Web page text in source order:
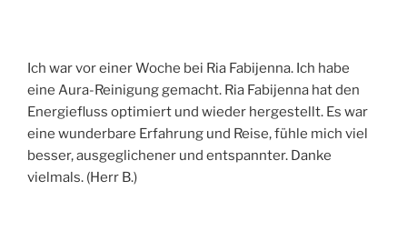
Ich war vor einer Woche bei Ria Fabijenna. Ich habe
eine Aura-Reinigung gemacht. Ria Fabijenna hat den
Energiefluss optimiert und wieder hergestellt. Es war
eine wunderbare Erfahrung und Reise, fühle mich viel
besser, ausgeglichener und entspannter. Danke
vielmals. (Herr B.)